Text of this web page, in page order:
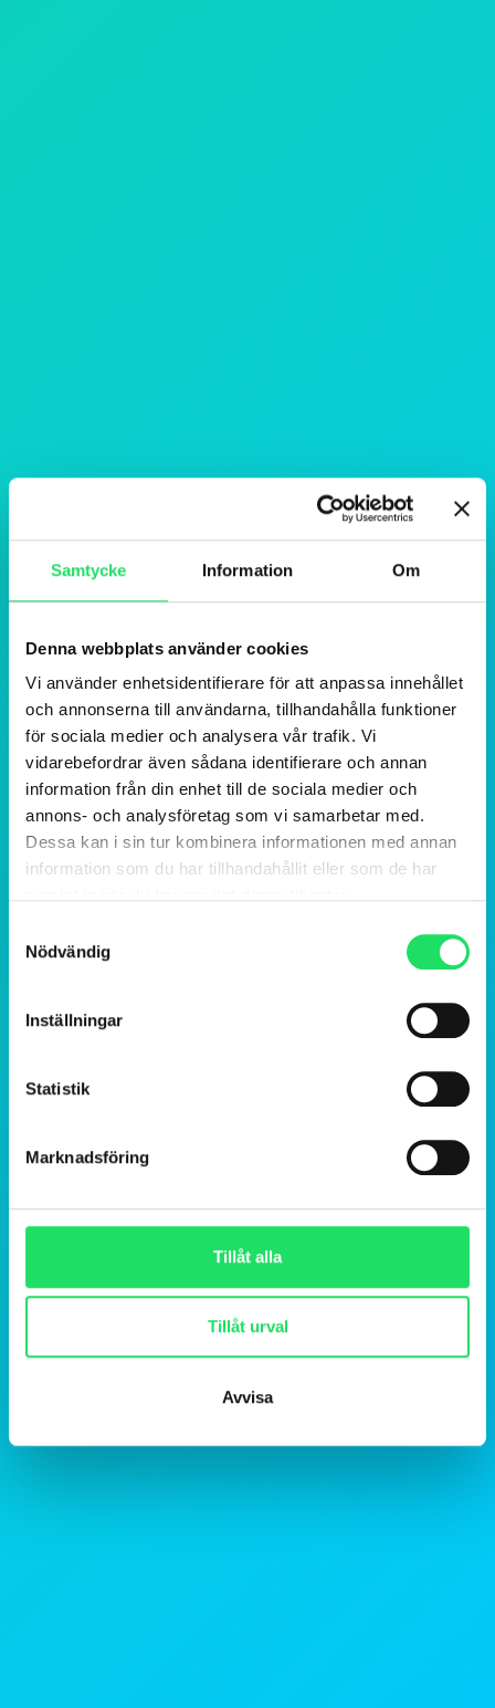
Samtycke Information Om
Denna webbplats använder cookies
Vi använder enhetsidentifierare för att anpassa innehållet
och annonserna till användarna, tillhandahålla funktioner
för sociala medier och analysera vår trafik. Vi
vidarebefordrar även sådana identifierare och annan
information från din enhet till de sociala medier och
annons- och analysföretag som vi samarbetar med.
Dessa kan i sin tur kombinera informationen med annan
information som du har tillhandahållit eller som de har
Nödvändig
Inställningar
Statistik
Marknadsföring
Tillåt alla
Tillåt urval
Avvisa